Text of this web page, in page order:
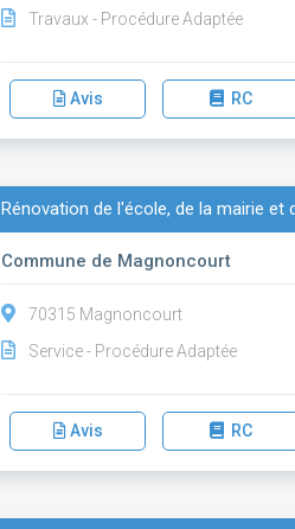
Travaux - Procédure Adaptée
Avis RC
Rénovation de l'école, de la mairie et
Commune de Magnoncourt
70315 Magnoncourt
Service - Procédure Adaptée
Avis RC